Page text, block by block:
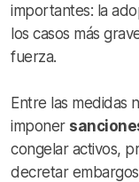
importantes: la
los casos más
fuerza.
Entre las medidas
imponer
congelar activos,
decretar